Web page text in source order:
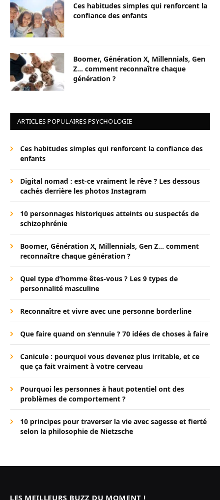
Ces habitudes simples qui renforcent la
confiance des enfants
Boomer, Génération X, Millennials, Gen
Z… comment reconnaître chaque
génération ?
ARTICLES POPULAIRES PSYCHOLOGIE
Ces habitudes simples qui renforcent la confiance des
enfants
Digital nomad : est-ce vraiment le rêve ? Les dessous
cachés derrière les photos Instagram
10 personnages historiques atteints ou suspectés de
schizophrénie
Boomer, Génération X, Millennials, Gen Z… comment
reconnaître chaque génération ?
Quel type d’homme êtes-vous ? Les 9 types de
personnalité masculine
Reconnaître et vivre avec une personne borderline
Que faire quand on s’ennuie ? 70 idées de choses à faire
Canicule : pourquoi vous devenez plus irritable, et ce
que ça fait vraiment à votre cerveau
Pourquoi les personnes à haut potentiel ont des
problèmes de comportement ?
10 principes pour traverser la vie avec sagesse et fierté
selon la philosophie de Nietzsche
LES MEILLEURS BUZZ DU MOMENT !